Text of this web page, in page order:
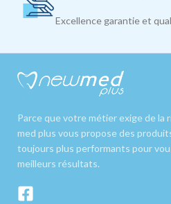
Excellence garantie et
Parce que votre métier exige de la
med plus vous propose des
toujours plus performants pour
meilleurs résultats.